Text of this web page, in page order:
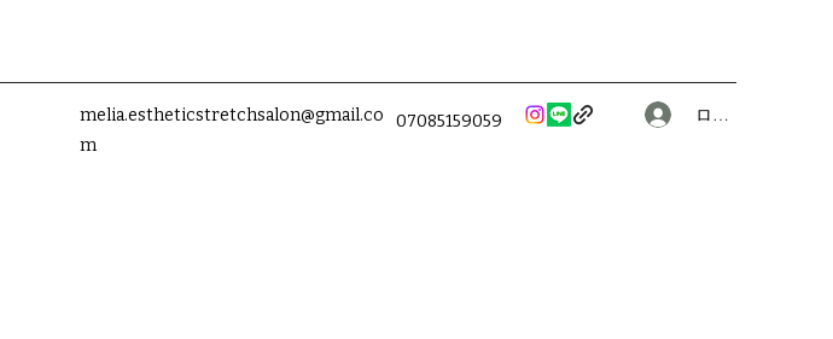
melia.estheticstretchsalon@gmail.co
m
07085159059 ログイン